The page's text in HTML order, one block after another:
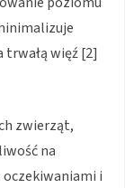
trwałą więź [2]
zwierząt,
na
i